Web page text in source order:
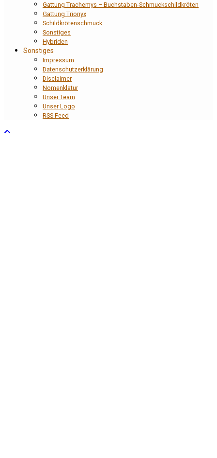
Gattung Trachemys – Buchstaben-Schmuckschildkröten
Gattung Trionyx
Schildkrötenschmuck
Sonstiges
Hybriden
Sonstiges
Impressum
Datenschutzerklärung
Disclaimer
Nomenklatur
Unser Team
Unser Logo
RSS Feed